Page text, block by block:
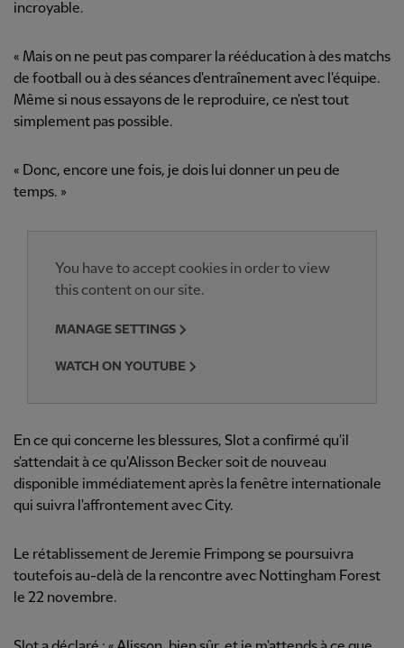
incroyable.
« Mais on ne peut pas comparer la rééducation à des matchs
de football ou à des séances d'entraînement avec l'équipe.
Même si nous essayons de le reproduire, ce n'est tout
simplement pas possible.
« Donc, encore une fois, je dois lui donner un peu de
temps. »
You have to accept cookies in order to view
this content on our site.
MANAGE SETTINGS
WATCH ON YOUTUBE
En ce qui concerne les blessures, Slot a confirmé qu'il
s'attendait à ce qu'Alisson Becker soit de nouveau
disponible immédiatement après la fenêtre internationale
qui suivra l'affrontement avec City.
Le rétablissement de Jeremie Frimpong se poursuivra
toutefois au-delà de la rencontre avec Nottingham Forest
le 22 novembre.